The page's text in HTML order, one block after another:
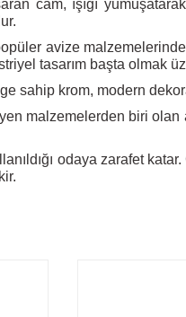
cam, ışığı
avize
tasarım başta olmak
sahip krom, modern
malzemelerden biri olan
odaya zarafet